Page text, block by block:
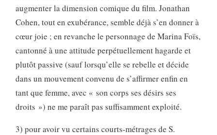
augmenter la dimension comique du film. Jonathan
Cohen, tout en exubérance, semble déjà s’en donner à
cœur joie ; en revanche le personnage de Marina Foïs,
cantonné à une attitude perpétuellement hagarde et
plutôt passive (sauf lorsqu’elle se rebelle et décide
dans un mouvement convenu de s’affirmer enfin en
tant que femme, avec « son corps ses désirs ses
droits ») ne me paraît pas suffisamment exploité.
3) pour avoir vu certains courts-métrages de S.